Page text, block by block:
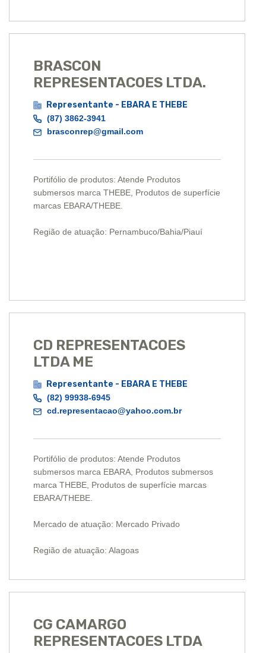
BRASCON
REPRESENTACOES LTDA.
Representante - EBARA E THEBE
(87) 3862-3941
brasconrep@gmail.com
Portifólio de produtos: Atende Produtos
submersos marca THEBE, Produtos de superfície
marcas EBARA/THEBE.
Região de atuação: Pernambuco/Bahia/Piauí
CD REPRESENTACOES
LTDA ME
Representante - EBARA E THEBE
(82) 99938-6945
cd.representacao@yahoo.com.br
Portifólio de produtos: Atende Produtos
submersos marca EBARA, Produtos submersos
marca THEBE, Produtos de superfície marcas
EBARA/THEBE.
Mercado de atuação: Mercado Privado
Região de atuação: Alagoas
CG CAMARGO
REPRESENTACOES LTDA